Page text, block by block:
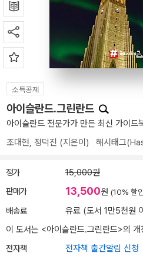
소득공제
아이슬란드.그린란드
아이슬란드 전문가가 만든 최신 가이
조대현, 정덕진 (지은이) 해시태그
정가 15,000원
판매가 13,500원 (10% 할
배송료
유료 (도서 1만5천원
이 도서는 <아이슬란드.그린란드>의 개
전자책 전자책 출간알림 신청